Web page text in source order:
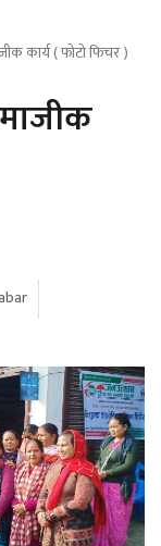
कार्य ( फोटो फिचर )